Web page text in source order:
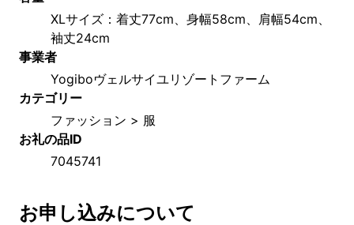
XLサイズ：着丈77cm、身幅58cm、肩幅54cm、
袖丈24cm
事業者
Yogiboヴェルサイユリゾートファーム
カテゴリー
ファッション > 服
お礼の品ID
7045741
お申し込みについて